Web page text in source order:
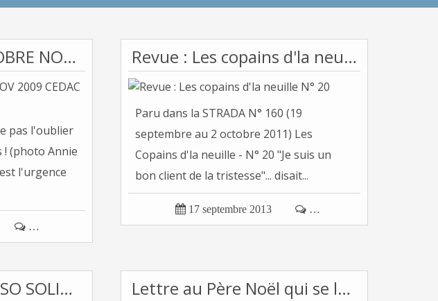
EXPO EUSEBI OCTOBRE NOV 2009 CEDAC NICE
pas l'oublier
! (photo Annie
l'urgence
 …
Revue : Les copains d'la neuille N° 20
Paru dans la STRADA N° 160 (19
septembre au 2 octobre 2011) Les
Copains d'la neuille - N° 20 "Je suis un
bon client de la tristesse"... disait...
 17 septembre 2013  …
Cd : SOLID STATE "SO SOLID" ! Lettre au Père Noël qui se les gèlent !